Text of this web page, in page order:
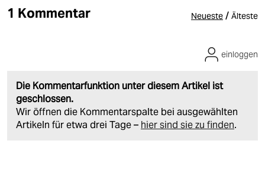
1 Kommentar Neueste / Älteste
Die Kommentarfunktion unter diesem Artikel ist
geschlossen.
Wir öffnen die Kommentarspalte bei ausgewählten
Artikeln für etwa drei Tage – hier sind sie zu finden.
einloggen